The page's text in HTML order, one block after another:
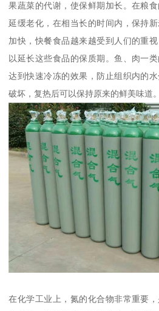
果蔬菜的代谢，使保鲜期加长。在粮
延缓老化，在相当长的时间内，保持
加快，快餐食品越来越受到人们的重
以延长这些食品的保质期。鱼、肉一
达到快速冷冻的效果，防止组织内的
破坏，复热后可以保持原来的鲜美味道。
在化学工业上，氮的化合物非常重要